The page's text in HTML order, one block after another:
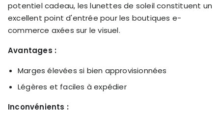
potentiel cadeau, les lunettes de soleil constituent un
excellent point d'entrée pour les boutiques e-
commerce axées sur le visuel.
Avantages :
Marges élevées si bien approvisionnées
Légères et faciles à expédier
Inconvénients :